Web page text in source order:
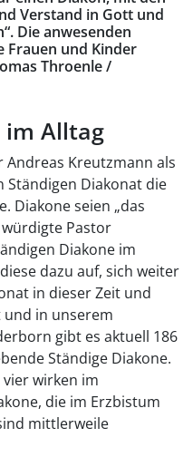
Verstand in Gott und
Die anwesenden
Frauen und Kinder
Throenle /
im Alltag
Andreas Kreutzmann als
Diakonat die
Diakone seien „das
würdigte Pastor
Diakone im
dazu auf, sich weiter
in dieser Zeit und
in unserem
gibt es aktuell 186
Ständige Diakone.
wirken im
die im Erzbistum
mittlerweile